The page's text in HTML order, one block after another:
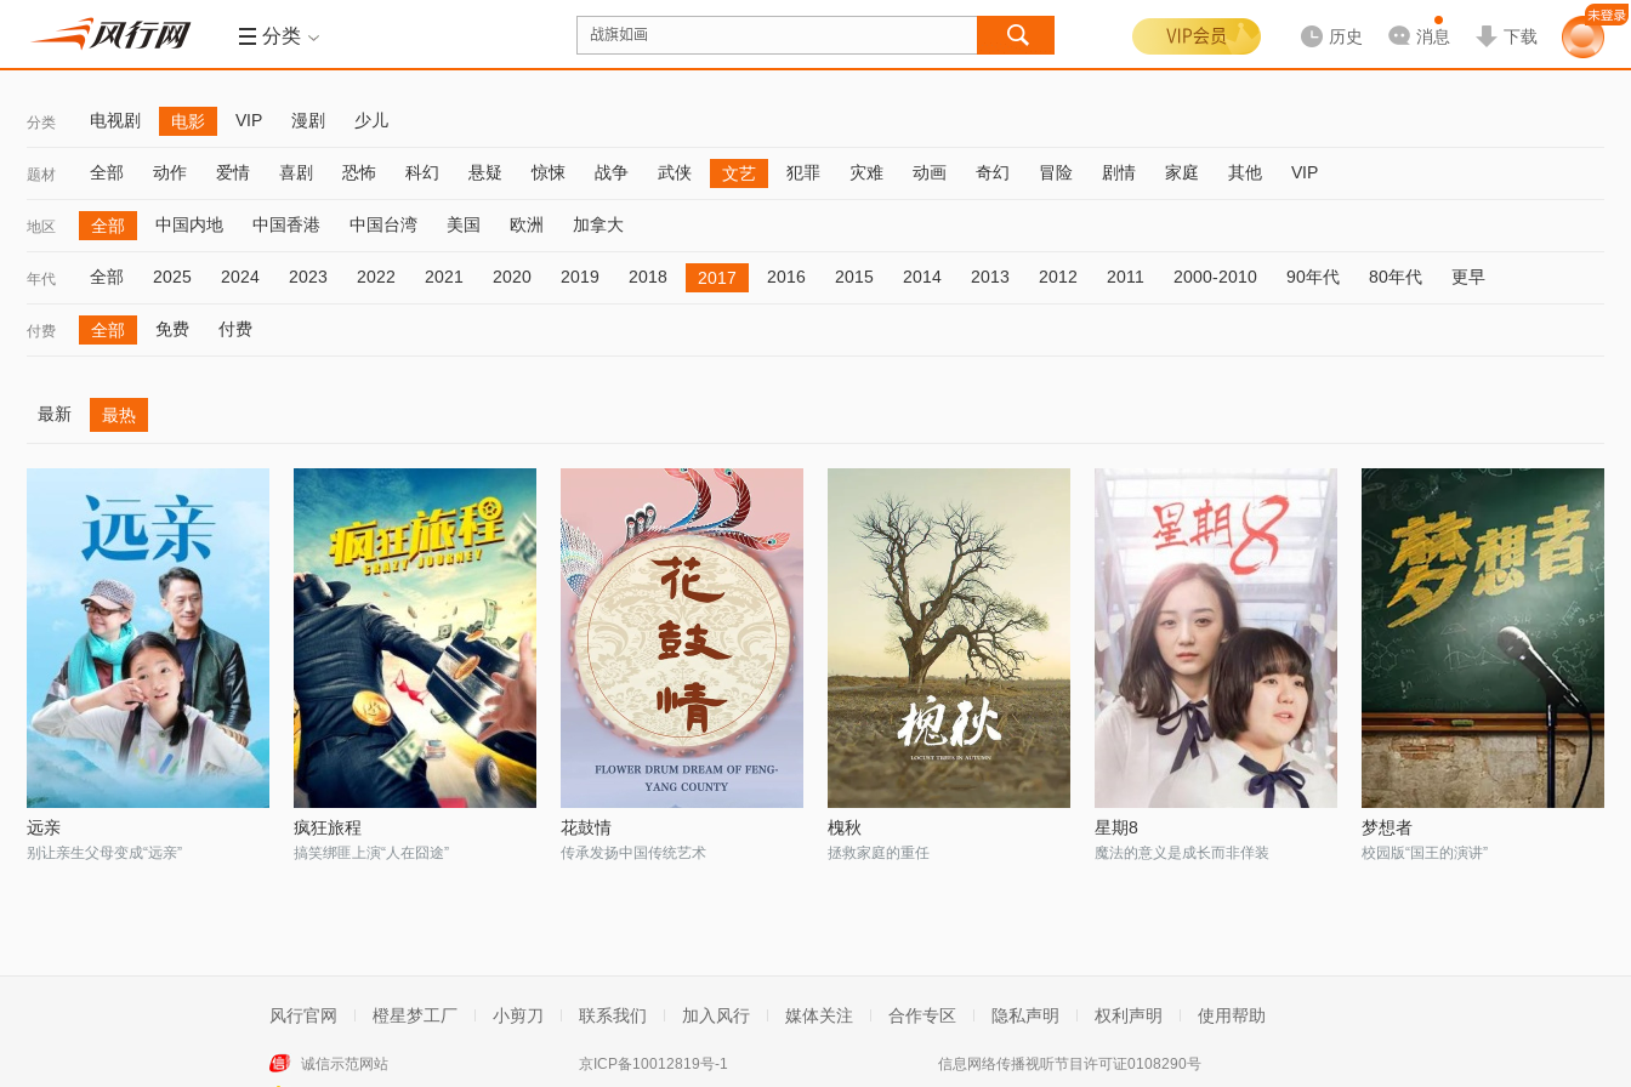
分类 历史 消息 下载
分类 电视剧 电影 VIP 漫剧 少儿
题材 全部 动作 爱情 喜剧 恐怖 科幻 悬疑 惊悚 战争 武侠 文艺 犯罪 灾难 动画 奇幻 冒险 剧情 家庭 其他 VIP
地区 全部 中国内地 中国香港 中国台湾 美国 欧洲 加拿大
年代 全部 2025 2024 2023 2022 2021 2020 2019 2018 2017 2016 2015 2014 2013 2012 2011 2000-2010 90年代 80年代 更早
付费 全部 免费 付费
最新 最热
远亲
别让亲生父母变成“远亲”
疯狂旅程
搞笑绑匪上演“人在囧途”
花鼓情
传承发扬中国传统艺术
槐秋
拯救家庭的重任
星期8
魔法的意义是成长而非佯装
梦想者
校园版“国王的演讲”
风行官网 橙星梦工厂 小剪刀 联系我们 加入风行 媒体关注 合作专区 隐私声明 权利声明 使用帮助
诚信示范网站 京ICP备10012819号-1 信息网络传播视听节目许可证0108290号